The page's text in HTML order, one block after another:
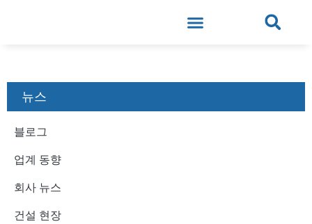
뉴스
블로그
업계 동향
회사 뉴스
건설 현장